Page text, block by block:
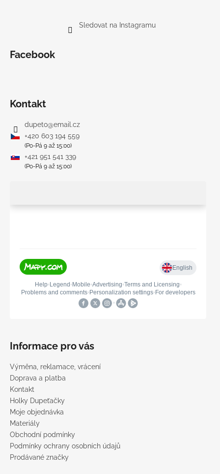
Sledovat na Instagramu
Facebook
Kontakt
dupeto@email.cz
+420 603 194 559
(Po-Pá 9 až 15:00)
+421 951 541 339
(Po-Pá 9 až 15:00)
Informace pro vás
Výměna, reklamace, vrácení
Doprava a platba
Kontakt
Holky Dupeťačky
Moje objednávka
Materiály
Obchodní podmínky
Podmínky ochrany osobních údajů
Prodávané značky